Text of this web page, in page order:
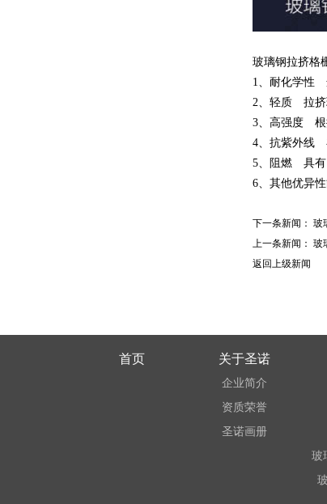
玻璃钢拉挤格
1、耐化学性
2、轻质 拉挤
3、高强度 根
4、抗紫外线
5、阻燃 具有
6、其他优异
下一条新闻： 玻
上一条新闻： 玻
返回上级新闻
首页 关于圣诺
企业简介
资质荣誉
圣诺画册
玻